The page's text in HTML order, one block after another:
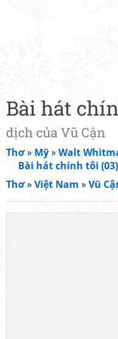
Bài hát
dịch của Vũ Cận
Thơ» Mỹ»Walt
Bài hát chính tôi (03)
Thơ»Việt Nam »Vũ